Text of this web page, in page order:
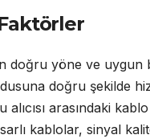
doğru yöne ve uygun
doğru şekilde
alıcısı arasındaki
kablolar, sinyal